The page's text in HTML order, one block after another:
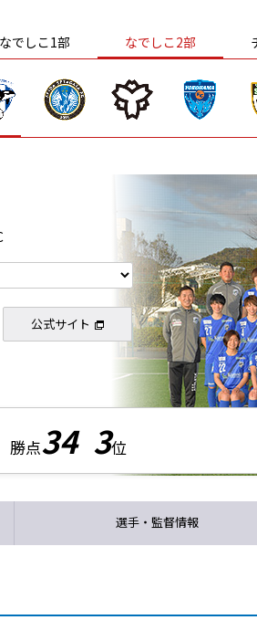
なでしこ1部 なでしこ2部
公式サイト
点34 3位
選手・監督情報